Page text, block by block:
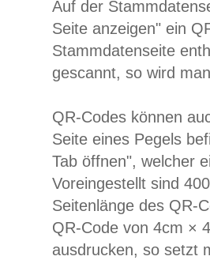
Auf der
Seite anzeigen" ein
Stammdatenseite
gescannt, so wird
QR-Codes können
Seite eines Pegels
Tab öffnen", welcher
Voreingestellt sind
Seitenlänge des QR-
QR-Code von 4cm ×
ausdrucken, so setzt